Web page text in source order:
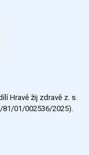
ankety
Hravě žij zdravě z. s.
81/01/002536/2025).